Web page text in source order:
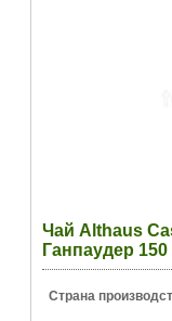
Чай Althaus
Ганпаудер 150
Страна